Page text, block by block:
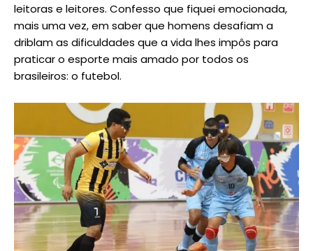
leitoras e leitores. Confesso que fiquei emocionada,
mais uma vez, em saber que homens desafiam a
driblam as dificuldades que a vida lhes impôs para
praticar o esporte mais amado por todos os
brasileiros: o futebol.